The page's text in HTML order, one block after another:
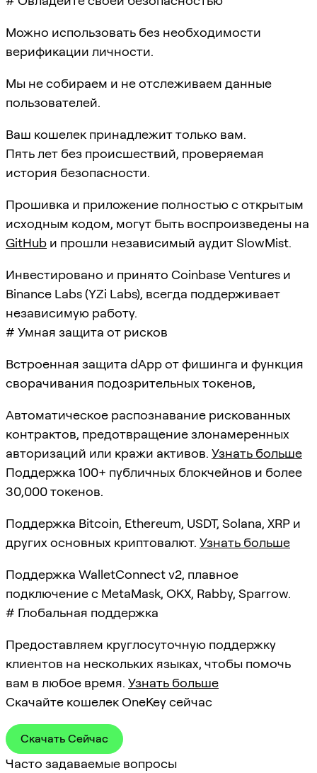
Можно использовать без необходимости
верификации личности.
Мы не собираем и не отслеживаем данные
пользователей.
Ваш кошелек принадлежит только вам.
Пять лет без происшествий, проверяемая
история безопасности.
Прошивка и приложение полностью с открытым
исходным кодом, могут быть воспроизведены на
GitHub и прошли независимый аудит SlowMist.
Инвестировано и принято Coinbase Ventures и
Binance Labs (YZi Labs), всегда поддерживает
независимую работу.
# Умная защита от рисков
Встроенная защита dApp от фишинга и функция
сворачивания подозрительных токенов,
Автоматическое распознавание рискованных
контрактов, предотвращение злонамеренных
авторизаций или кражи активов. Узнать больше
Поддержка 100+ публичных блокчейнов и более
30,000 токенов.
Поддержка Bitcoin, Ethereum, USDT, Solana, XRP и
других основных криптовалют. Узнать больше
Поддержка WalletConnect v2, плавное
подключение с MetaMask, OKX, Rabby, Sparrow.
# Глобальная поддержка
Предоставляем круглосуточную поддержку
клиентов на нескольких языках, чтобы помочь
вам в любое время. Узнать больше
Скачайте кошелек OneKey сейчас
Скачать Сейчас
Часто задаваемые вопросы